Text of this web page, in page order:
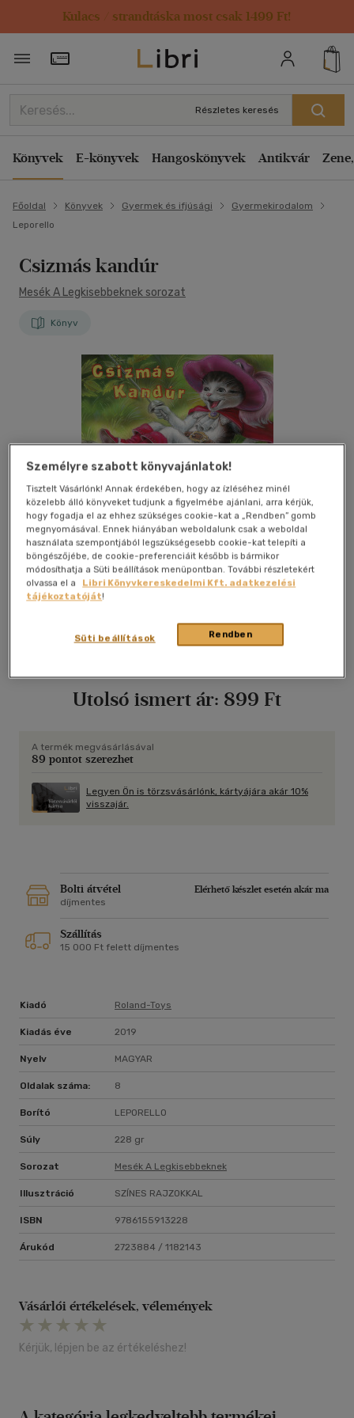
Kulacs / strandtáska most csak 1499 Ft!
Törzsvásárlói Kártya adatai
Részletes keresés
Könyvek E-könyvek Hangoskönyvek Antikvár
Főoldal Könyvek Gyermek és ifjúsági
Gyermekirodalom
Leporello
Csizmás kandúr
Mesék A Legkisebbeknek sorozat
Könyv
Kívánságlistához adom Megosztom
Roland-Toys|2019|magyar nyelvű|leporello|8 oldal
A népszerű klasszikus mese feldolgozása a legkisebbeknek
leporelló formátumban.
Utolsó ismert ár: 899 Ft
A termék megvásárlásával
89 pontot szerezhet
Legyen Ön is törzsvásárlónk, kártyájára akár 10%
visszajár.
Bolti átvétel
Elérhető készlet esetén akár ma
díjmentes
Szállítás
15 000 Ft felett díjmentes
Kiadó Roland-Toys
Kiadás éve 2019
Nyelv MAGYAR
Oldalak száma: 8
Borító LEPORELLO
Súly 228 gr
Sorozat Mesék A Legkisebbeknek
Illusztráció SZÍNES RAJZOKKAL
ISBN 9786155913228
Árukód 2723884 / 1182143
Vásárlói értékelések, vélemények
Kérjük, lépjen be az értékeléshez!
Személyre szabott könyvajánlatok!
Tisztelt Vásárlónk! Annak érdekében, hogy az ízléséhez minél
közelebb álló könyveket tudjunk a figyelmébe ajánlani, arra kérjük,
hogy fogadja el az ehhez szükséges cookie-kat a „Rendben” gomb
megnyomásával. Ennek hiányában weboldalunk csak a weboldal
használata szempontjából legszükségesebb cookie-kat telepíti a
böngészőjébe, de cookie-preferenciáit később is bármikor
módosíthatja a Süti beállítások menüpontban. További részletekért
olvassa el a
Libri Könyvkereskedelmi Kft. adatkezelési
tájékoztatóját!
Rendben
Süti beállítások